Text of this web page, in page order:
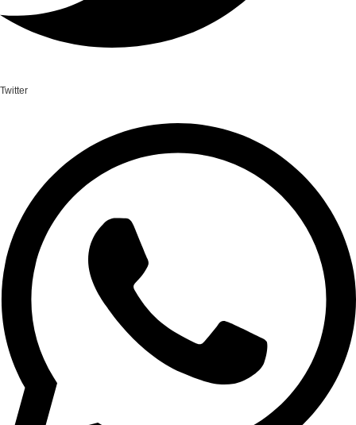
Twitter